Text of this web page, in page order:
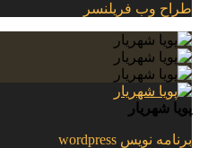
طراح وب فریلنسر
پویا شهریار
برنامه نویس wordpress